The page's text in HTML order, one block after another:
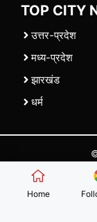
TOP CITY
उत्तर-प्रदेश
मध्य-प्रदेश
झारखंड
धर्म
| |
Home